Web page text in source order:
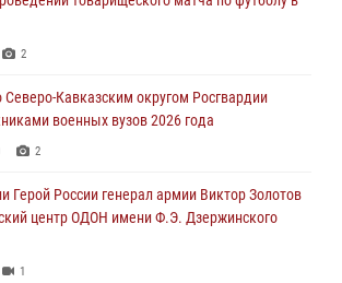
подвиг Героя России Сергея Перца
СВО передали подарки детям и помогли
2
Кавказским округом Росгвардии
военных вузов 2026 года
2
Герой России генерал армии Виктор Золотов
центр ОДОН имени Ф.Э. Дзержинского
1